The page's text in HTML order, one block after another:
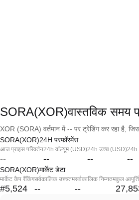
SORA(XOR)वास्तविक समय
XOR (SORA) वर्तमान में -- पर ट्रेडिंग कर रहा है,
SORA(XOR)24H परफॉरमेंस
आज प्राइस परिवर्तन
--
24h वॉल्यूम (USD)
--
24h उच्च (USD)
--
24h
--
SORA(XOR)मार्केट डेटा
मार्केट कैप रैंकिंग
#5,524
सर्वकालिक उच्चतम
--
सर्वकालिक निम्नतम
--
कुल आपूर्ति